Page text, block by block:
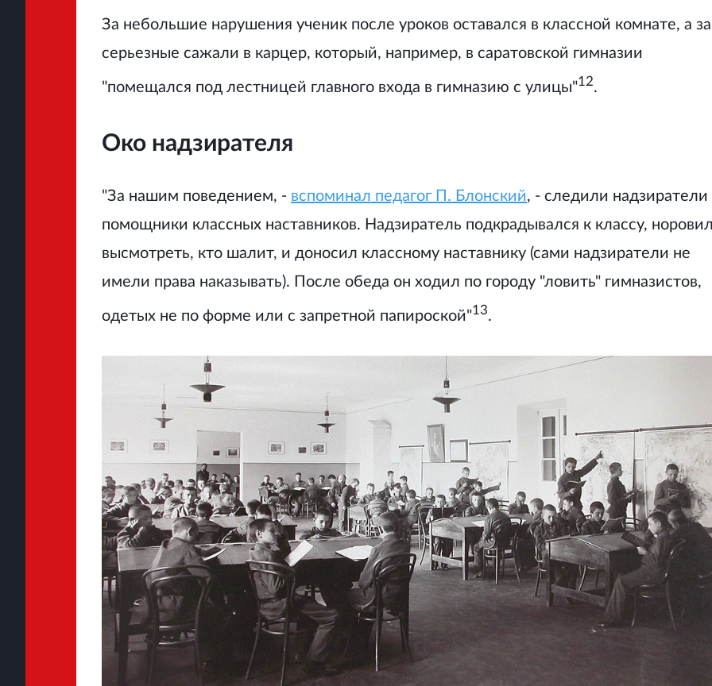
За небольшие нарушения ученик после уроков оставался в классной комнате, а за
серьезные сажали в карцер, который, например, в саратовской гимназии
"помещался под лестницей главного входа в гимназию с улицы"12.
Око надзирателя
"За нашим поведением, - вспоминал педагог П. Блонский, - следили надзиратели
помощники классных наставников. Надзиратель подкрадывался к классу,
высмотреть, кто шалит, и доносил классному наставнику (сами надзиратели не
имели права наказывать). После обеда он ходил по городу "ловить" гимназистов,
одетых не по форме или с запретной папироской"13.